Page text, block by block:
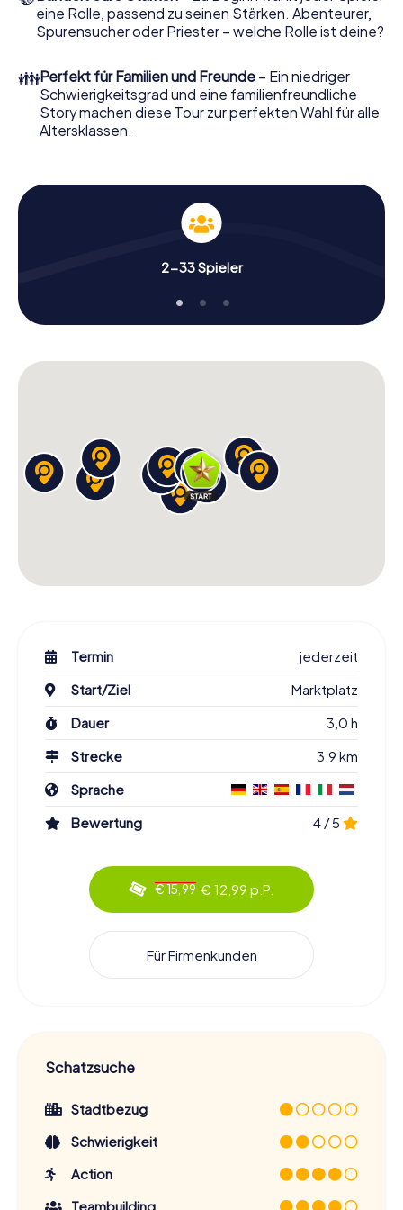
eine Rolle, passend zu seinen Stärken. Abenteurer,
Spurensucher oder Priester – welche Rolle ist deine?
👪Perfekt für Familien und Freunde – Ein niedriger
Schwierigkeitsgrad und eine familienfreundliche
Story machen diese Tour zur perfekten Wahl für alle
Altersklassen.
2-33 Spieler
Termin
jederzeit
Start/Ziel
Marktplatz
Dauer
3,0 h
Strecke
3,9 km
Sprache
Bewertung
4 / 5
€ 15,99 € 12,99 p.P.
Für Firmenkunden
Schatzsuche
Stadtbezug
Schwierigkeit
Action
Teambuilding